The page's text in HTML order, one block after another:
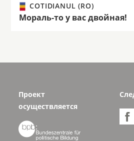
COTIDIANUL (RO)
Мораль-то у вас двойная!
Проект
осуществляется

